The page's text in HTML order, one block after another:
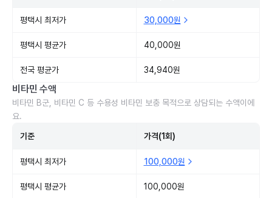
평택시 최저가 30,000원
평택시 평균가 40,000원
전국 평균가 34,940원
비타민 수액
비타민 B군, 비타민 C 등 수용성 비타민 보충 목적으로 상담되는 수액이에
요.
기준 가격(1회)
평택시 최저가 100,000원
평택시 평균가 100,000원